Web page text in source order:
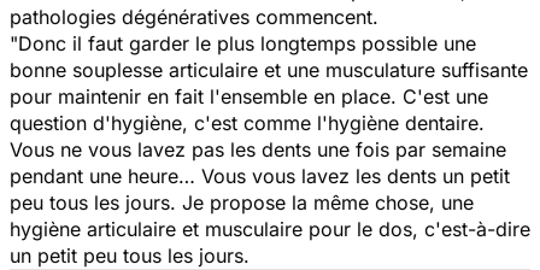
pathologies dégénératives commencent.
"Donc il faut garder le plus longtemps possible une
bonne souplesse articulaire et une musculature suffisante
pour maintenir en fait l'ensemble en place. C'est une
question d'hygiène, c'est comme l'hygiène dentaire.
Vous ne vous lavez pas les dents une fois par semaine
pendant une heure… Vous vous lavez les dents un petit
peu tous les jours. Je propose la même chose, une
hygiène articulaire et musculaire pour le dos, c'est-à-dire
un petit peu tous les jours.